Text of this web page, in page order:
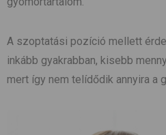
A szoptatási pozíció mellett
inkább gyakrabban, kisebb
mert így nem telídődik annyira a